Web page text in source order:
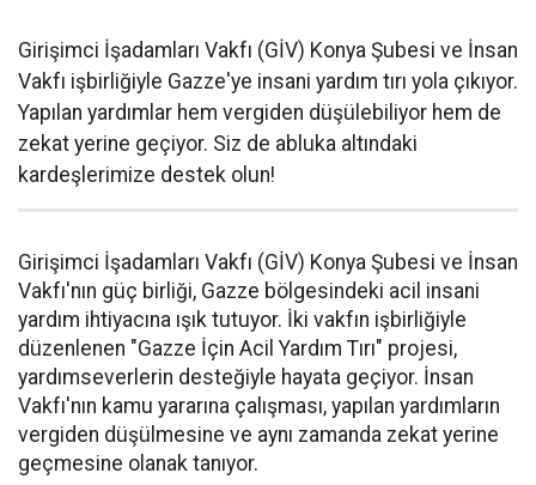
Girişimci İşadamları Vakfı (GİV) Konya Şubesi ve İnsan
Vakfı işbirliğiyle Gazze'ye insani yardım tırı yola çıkıyor.
Yapılan yardımlar hem vergiden düşülebiliyor hem de
zekat yerine geçiyor. Siz de abluka altındaki
kardeşlerimize destek olun!
Girişimci İşadamları Vakfı (GİV) Konya Şubesi ve İnsan
Vakfı'nın güç birliği, Gazze bölgesindeki acil insani
yardım ihtiyacına ışık tutuyor. İki vakfın işbirliğiyle
düzenlenen "Gazze İçin Acil Yardım Tırı" projesi,
yardımseverlerin desteğiyle hayata geçiyor. İnsan
Vakfı'nın kamu yararına çalışması, yapılan yardımların
vergiden düşülmesine ve aynı zamanda zekat yerine
geçmesine olanak tanıyor.